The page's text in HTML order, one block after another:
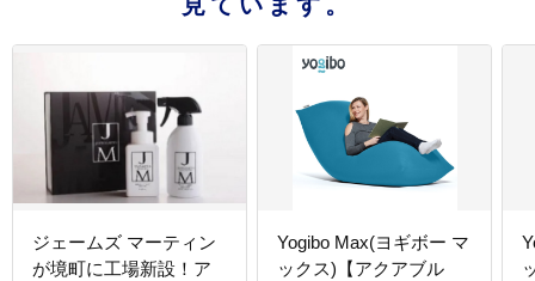
ジェームズ マーティン
が境町に工場新設！ア
Yogibo Max(ヨギボー マ
ックス)【アクアブル